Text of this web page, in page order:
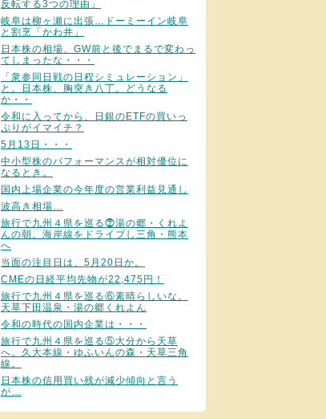
反転する3つの理由」
岐阜は柳ヶ瀬に出張…ドーミーイン岐阜
と割烹「かわ井」
日本株の相場、GW前と後でまるで変わっ
てしまったな・・・
「衆参同日戦の日程シミュレーション」
と。日本株、胸突き八丁。どうなる
か・・
令和に入ってから、日銀のETFの買いっ
ぷりがイマイチ？
5月13日・・・
中小型株のパフォーマンスが相対優位に
なるとき。
国内上場企業の今年度の営業利益見通し
波高き相場…
旅行で九州４県を巡る⓻湯の郷・くれよ
んの朝。海岸線をドライブし三角・熊本
へ
当面の注目日は、5月20日か。
CMEの日経平均先物が22,475円！
旅行で九州４県を巡る⑥素晴らしいな。
天草下田温泉・湯の郷くれよん
令和の時代の国内企業は・・・
旅行で九州４県を巡る⑤大分から天草
へ。久大本線・ゆふいんの森・天草三角
線。
日本株の信用買い残が減少傾向と言う
が…